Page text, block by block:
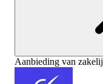
Aanbieding van